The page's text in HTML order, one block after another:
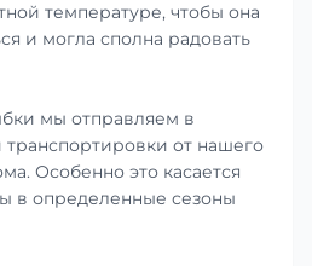
температуре, чтобы она
и могла сполна радовать
мы отправляем в
от нашего
Особенно это касается
в определенные сезоны